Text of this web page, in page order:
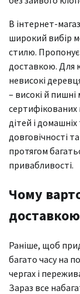
В інтернет-
широкий вибір
стилю.
доставкою. Для
невисокі
– високі й пишні
сертифікованих
дітей і
довговічності
протягом
привабливості.
Чому
доставкою
Раніше, щоб
багато часу на
чергах і
Зараз все